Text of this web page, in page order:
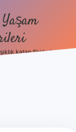
katan fikirler!